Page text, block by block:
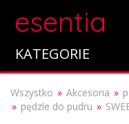
esentia
KATEGORIE
Wszystko Akcesoria
pędzle do pudru